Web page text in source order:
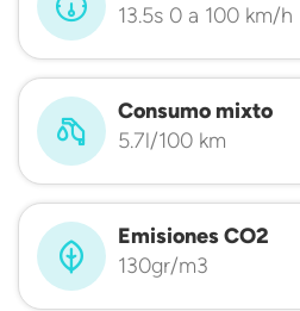
13.5s 0 a 100 km/h
Consumo mixto
5.7l/100 km
Emisiones CO2
130gr/m3